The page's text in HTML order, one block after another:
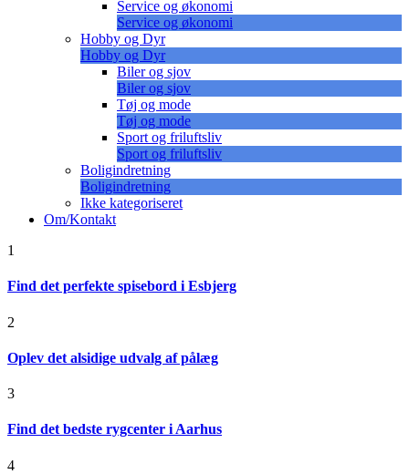
Service og økonomi
Service og økonomi
Hobby og Dyr
Hobby og Dyr
Biler og sjov
Biler og sjov
Tøj og mode
Tøj og mode
Sport og friluftsliv
Sport og friluftsliv
Boligindretning
Boligindretning
Ikke kategoriseret
Om/Kontakt
1
Find det perfekte spisebord i Esbjerg
2
Oplev det alsidige udvalg af pålæg
3
Find det bedste rygcenter i Aarhus
4